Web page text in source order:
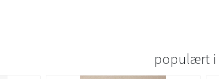
populært i